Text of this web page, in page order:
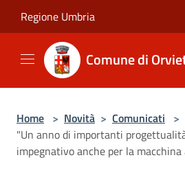
Regione Umbria
Comune di
Home > Novità > Comunicati >
"Un anno di importanti
impegnativo anche per la